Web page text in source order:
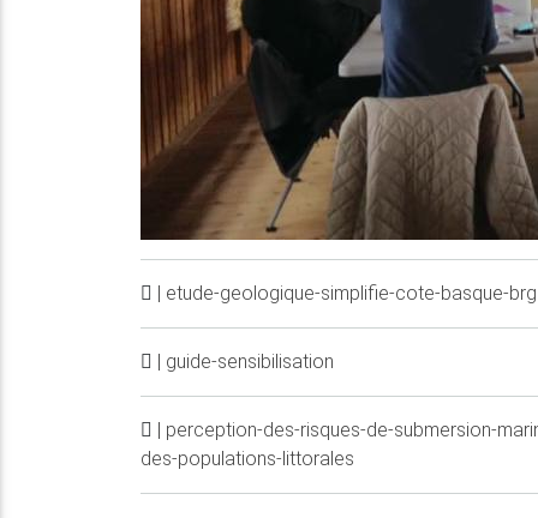
| etude-geologique-simplifie-cote-basque-
| guide-sensibilisation
| perception-des-risques-de-submersion-
des-populations-littorales